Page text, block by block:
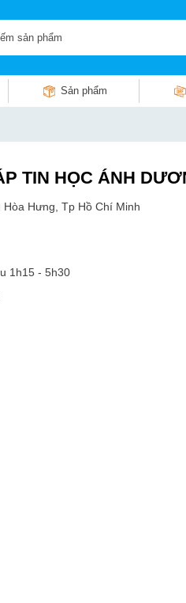
Sản phẩm
TIN HỌC ÁNH
Hưng, Tp Hồ Chí Minh
1h15 - 5h30